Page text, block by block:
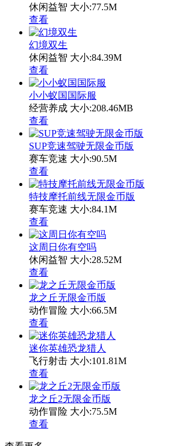
休闲益智 大小:77.5M
查看
幻境双生
休闲益智 大小:84.39M
查看
小小蚁国国际服
经营养成 大小:208.46MB
查看
SUP竞速驾驶无限金币版
赛车竞速 大小:90.5M
查看
特技摩托前线无限金币版
赛车竞速 大小:84.1M
查看
这周日你有空吗
休闲益智 大小:28.52M
查看
龙之丘无限金币版
动作冒险 大小:66.5M
查看
迷你英雄恐龙猎人
飞行射击 大小:101.81M
查看
龙之丘2无限金币版
动作冒险 大小:75.5M
查看